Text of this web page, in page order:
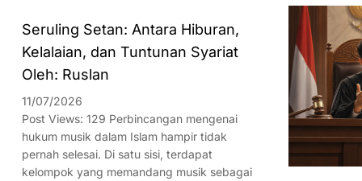
Seruling Setan: Antara Hiburan,
Kelalaian, dan Tuntunan Syariat
Oleh: Ruslan
11/07/2026
Post Views: 129 Perbincangan mengenai
hukum musik dalam Islam hampir tidak
pernah selesai. Di satu sisi, terdapat
kelompok yang memandang musik sebagai